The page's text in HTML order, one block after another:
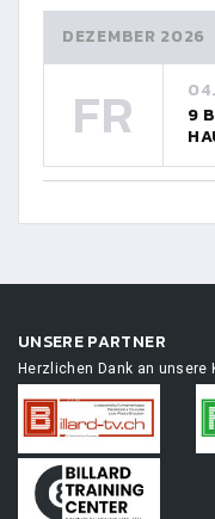
DEZEMBER 2026
FR
9
UNSERE PARTNER
Herzlichen Dank an unsere